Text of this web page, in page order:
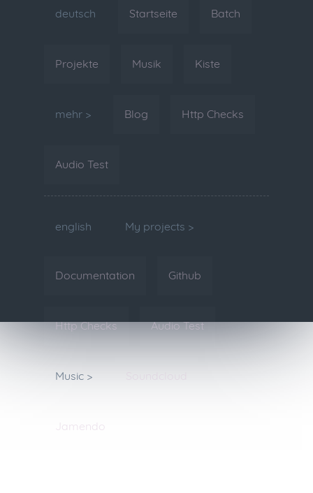
deutsch Startseite Batch
Projekte Musik Kiste
mehr > Blog Http Checks
Audio Test
english My projects >
Documentation Github
Http Checks Audio Test
Music >
Jamendo